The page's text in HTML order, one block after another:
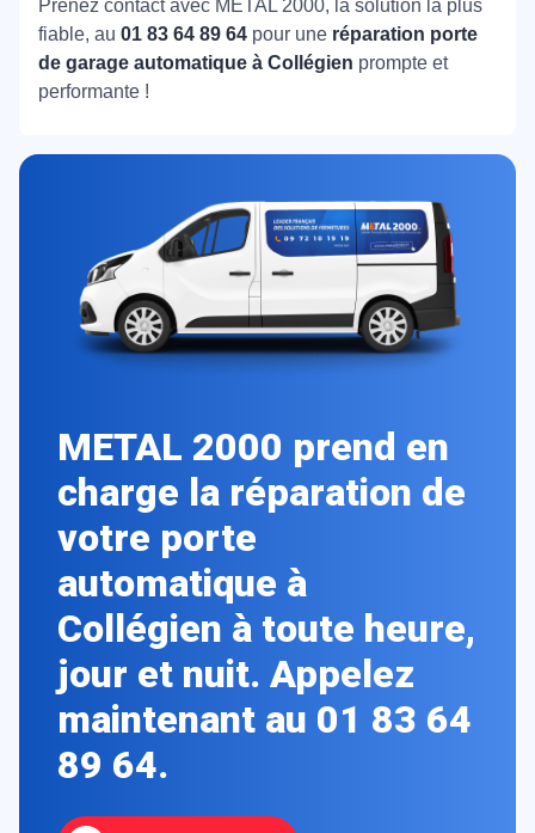
Prenez contact avec METAL 2000, la solution la plus
fiable, au 01 83 64 89 64 pour une réparation porte
de garage automatique à Collégien prompte et
performante !
METAL 2000 prend en
charge la réparation de
votre porte
automatique à
Collégien à toute heure,
jour et nuit. Appelez
maintenant au 01 83 64
89 64.